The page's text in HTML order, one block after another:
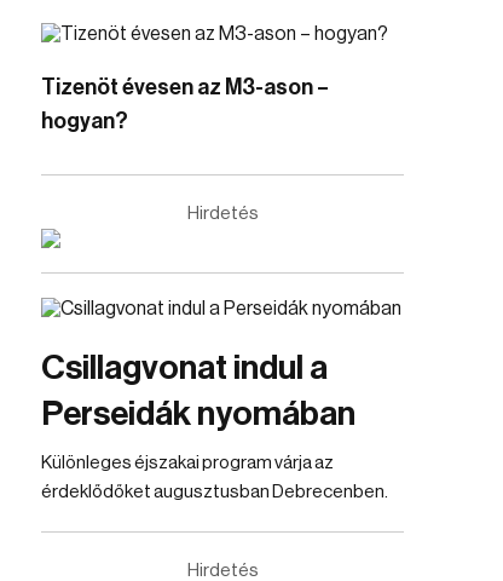
Tizenöt évesen az M3-ason –
hogyan?
Hirdetés
Csillagvonat indul a
Perseidák nyomában
Különleges éjszakai program várja az
érdeklődőket augusztusban Debrecenben.
Hirdetés